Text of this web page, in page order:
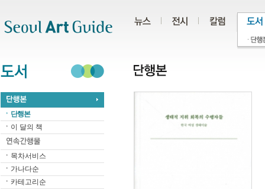
단행본
이 달의 책
목차서비스
가나다순
카테고리순